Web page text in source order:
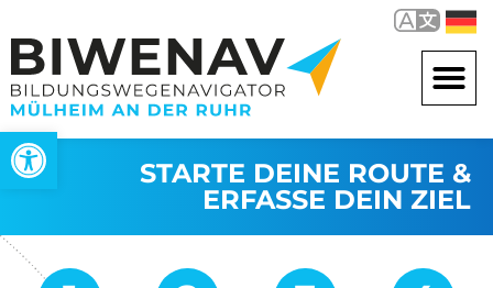
Open toolbar
STARTE DEINE ROUTE &
ERFASSE DEIN ZIEL